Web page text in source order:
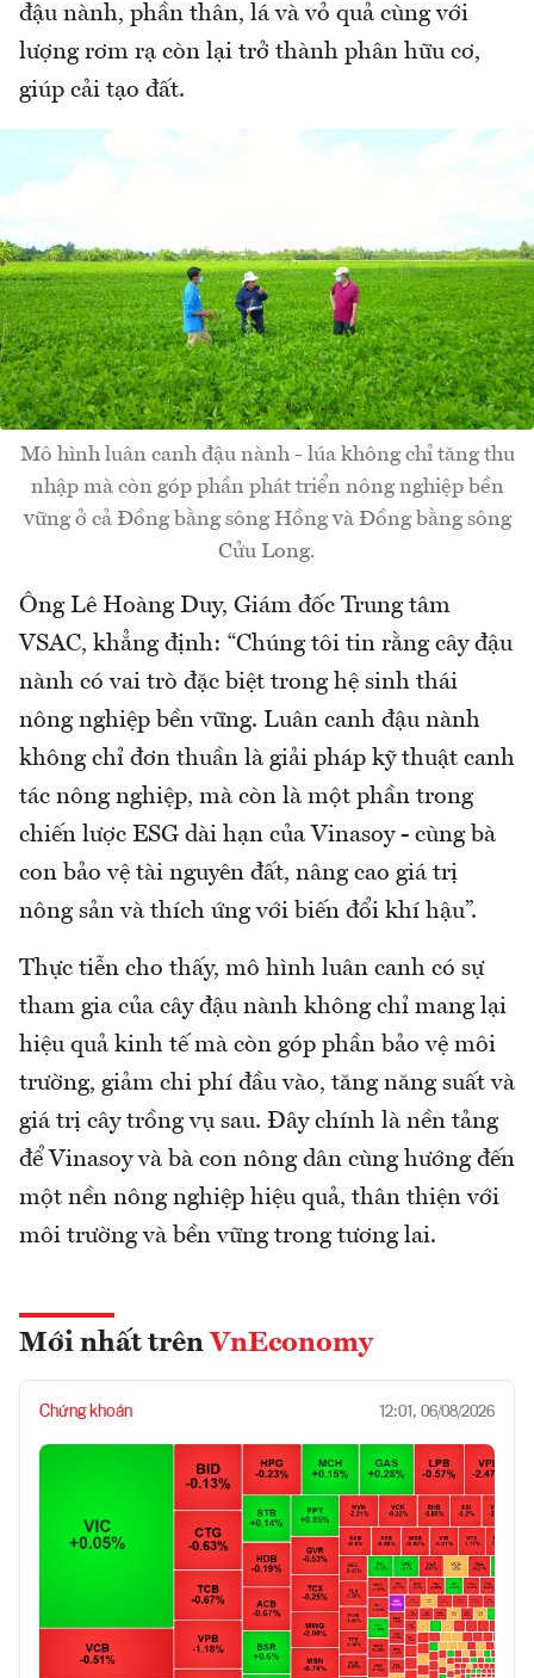
đậu nành, phần thân, lá và vỏ quả cùng với
lượng rơm rạ còn lại trở thành phân hữu cơ,
giúp cải tạo đất.
Mô hình luân canh đậu nành - lúa không chỉ tăng thu
nhập mà còn góp phần phát triển nông nghiệp bền
vững ở cả Đồng bằng sông Hồng và Đồng bằng sông
Cửu Long.
Ông Lê Hoàng Duy, Giám đốc Trung tâm
VSAC, khẳng định: “Chúng tôi tin rằng cây đậu
nành có vai trò đặc biệt trong hệ sinh thái
nông nghiệp bền vững. Luân canh đậu nành
không chỉ đơn thuần là giải pháp kỹ thuật canh
tác nông nghiệp, mà còn là một phần trong
chiến lược ESG dài hạn của Vinasoy - cùng bà
con bảo vệ tài nguyên đất, nâng cao giá trị
nông sản và thích ứng với biến đổi khí hậu”.
Thực tiễn cho thấy, mô hình luân canh có sự
tham gia của cây đậu nành không chỉ mang lại
hiệu quả kinh tế mà còn góp phần bảo vệ môi
trường, giảm chi phí đầu vào, tăng năng suất và
giá trị cây trồng vụ sau. Đây chính là nền tảng
để Vinasoy và bà con nông dân cùng hướng đến
một nền nông nghiệp hiệu quả, thân thiện với
môi trường và bền vững trong tương lai.
Mới nhất trên VnEconomy
Chứng khoán 12:01, 06/08/2026